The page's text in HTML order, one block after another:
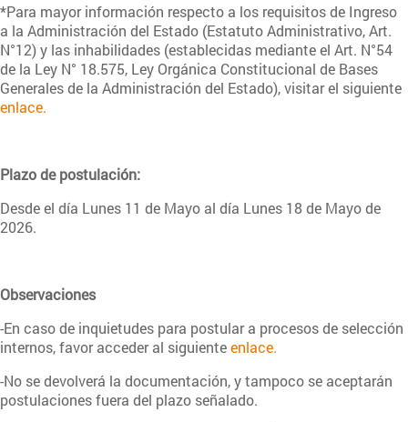
*Para mayor información respecto a los requisitos de Ingreso
a la Administración del Estado (Estatuto Administrativo, Art.
N°12) y las inhabilidades (establecidas mediante el Art. N°54
de la Ley N° 18.575, Ley Orgánica Constitucional de Bases
Generales de la Administración del Estado), visitar el siguiente
enlace.
Plazo de postulación:
Desde el día Lunes 11 de Mayo al día Lunes 18 de Mayo de
2026.
Observaciones
-En caso de inquietudes para postular a procesos de selección
internos, favor acceder al siguienteenlace.
-No se devolverá la documentación, y tampoco se aceptarán
postulaciones fuera del plazo señalado.